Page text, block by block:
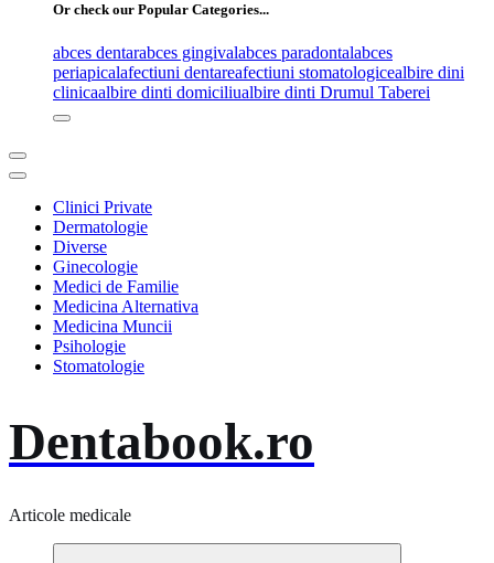
Or check our Popular Categories...
abces dentarabces gingivalabces paradontalabces
periapicalafectiuni dentareafectiuni stomatologicealbire dini
clinicaalbire dinti domiciliualbire dinti Drumul Taberei
Clinici Private
Dermatologie
Diverse
Ginecologie
Medici de Familie
Medicina Alternativa
Medicina Muncii
Psihologie
Stomatologie
Dentabook.ro
Articole medicale